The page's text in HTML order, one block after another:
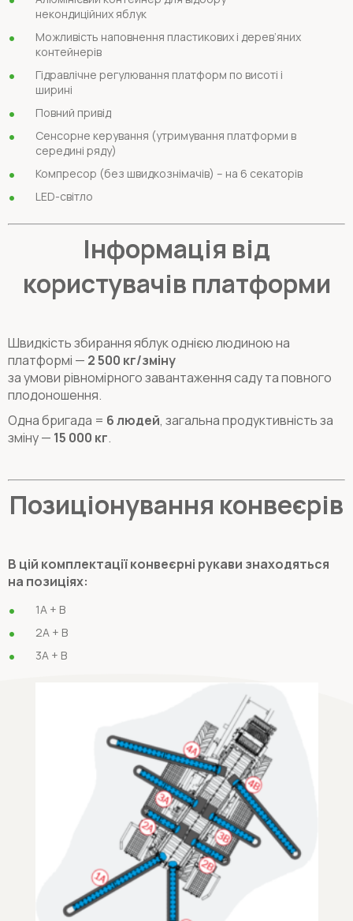
некондиційних яблук
Можливість наповнення пластикових і дерев’яних
контейнерів
Гідравлічне регулювання платформ по висоті і
ширині
Повний привід
Сенсорне керування (утримування платформи в
середині ряду)
Компресор (без швидкознімачів) – на 6 секаторів
LED-світло
Інформація від
користувачів платформи
Швидкість збирання яблук однією людиною на
платформі — 2 500 кг/зміну
за умови рівномірного завантаження саду та повного
плодоношення.
Одна бригада = 6 людей, загальна продуктивність за
зміну — 15 000 кг.
Позиціонування конвеєрів
В цій комплектації конвеєрні рукави знаходяться
на позиціях:
1A + B
2A + B
3A + B